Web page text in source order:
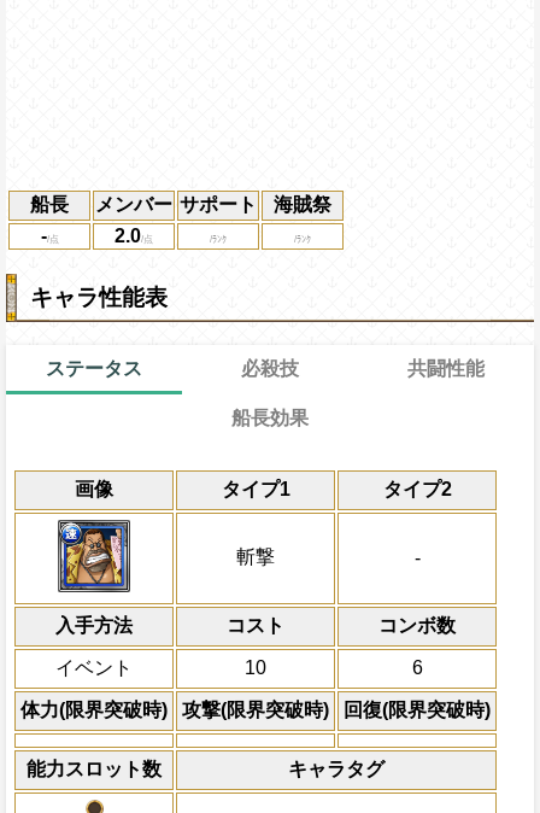
船長 メンバー サポート
海賊祭
-
2.0
キャラ性能表
ステータス
画像 タイプ1 タイプ2
斬撃 -
入手方法 コスト コンボ数
イベント 10 6
体力(限界突破時) 攻撃(限界突破時) 回復(限界突破時)
能力スロット数 キャラタグ
必殺技
通常 15→8ターン
限界突破
通常時
船長のスロットを
共闘性能
共闘性能
船長効果
冒険開始時の必殺タ
にし、他の属性キャ
必殺技
ターン数：8
敵1体のHPを25%減
体力の上限を無視し
×30倍の全プレイヤー
(最大体力の2倍上限
えている時、体力満
になる)、全プレイヤ
船長効果
通常時
なし
Lv上限突破